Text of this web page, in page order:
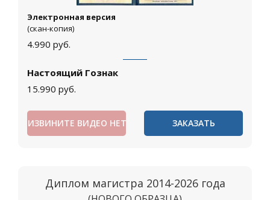
Электронная версия
(скан-копия)
4.990 руб.
Настоящий Гознак
15.990 руб.
ИЗВИНИТЕ ВИДЕО НЕТ ЗАКАЗАТЬ
Диплом магистра 2014-2026 года